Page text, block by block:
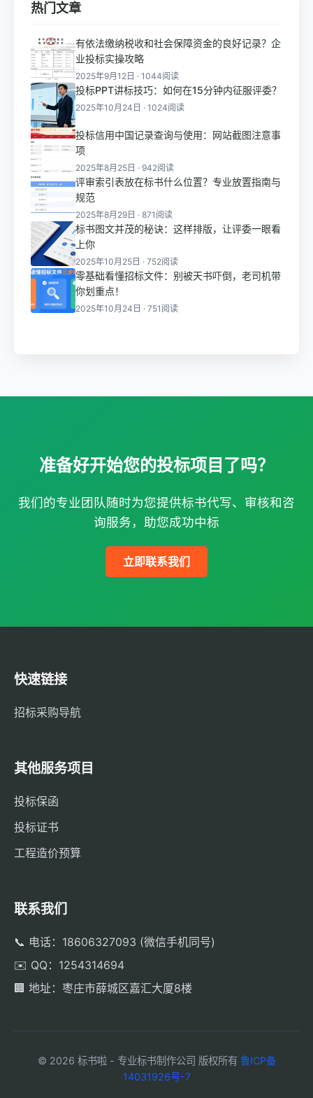
热门文章
有依法缴纳税收和社会保障资金的良好记录？企
业投标实操攻略
2025年9月12日 · 1044阅读
投标PPT讲标技巧：如何在15分钟内征服评委？
2025年10月24日 · 1024阅读
投标信用中国记录查询与使用：网站截图注意事
项
2025年8月25日 · 942阅读
评审索引表放在标书什么位置？专业放置指南与
规范
2025年8月29日 · 871阅读
标书图文并茂的秘诀：这样排版，让评委一眼看
上你
2025年10月25日 · 752阅读
零基础看懂招标文件：别被天书吓倒，老司机带
你划重点！
2025年10月24日 · 751阅读
准备好开始您的投标项目了吗？
我们的专业团队随时为您提供标书代写、审核和咨
询服务，助您成功中标
立即联系我们
快速链接
招标采购导航
其他服务项目
投标保函
投标证书
工程造价预算
联系我们
📞 电话：18606327093 (微信手机同号)
✉️ QQ：1254314694
🏢 地址：枣庄市薛城区嘉汇大厦8楼
© 2026 标书啦 - 专业标书制作公司 版权所有 鲁ICP备
14031926号-7